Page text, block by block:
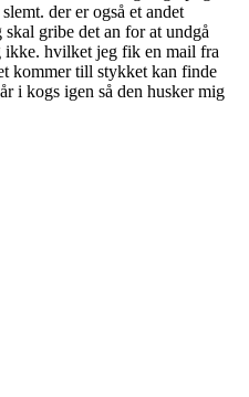
der er også et andet
gribe det an for at undgå
ikke. hvilket jeg fik en mail fra
kommer till stykket kan finde
i kogs igen så den husker mig